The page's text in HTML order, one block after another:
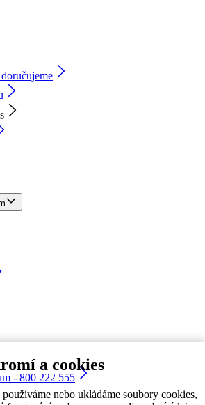
a cookies
nebo ukládáme soubory cookies,
- 800 222 555